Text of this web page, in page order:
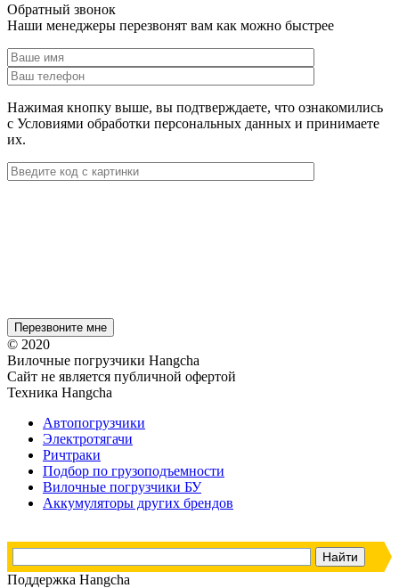
Обратный звонок
Наши менеджеры перезвонят вам как можно быстрее
Нажимая кнопку выше, вы подтверждаете, что ознакомились
с Условиями обработки персональных данных и принимаете
их.
© 2020
Вилочные погрузчики Hangcha
Сайт не является публичной офертой
Техника Hangcha
Автопогрузчики
Электротягачи
Ричтраки
Подбор по грузоподъемности
Вилочные погрузчики БУ
Аккумуляторы других брендов
Поддержка Hangcha